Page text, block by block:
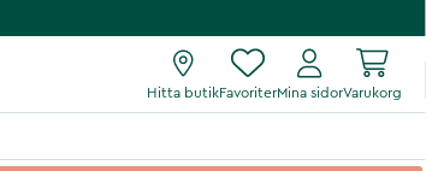
Hitta butikFavoriterMina sidorVarukorg